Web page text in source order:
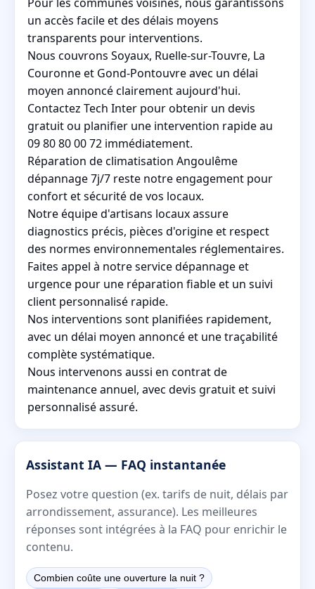
un accès facile et des délais moyens
transparents pour interventions.
Nous couvrons Soyaux, Ruelle-sur-Touvre, La
Couronne et Gond-Pontouvre avec un délai
moyen annoncé clairement aujourd'hui.
Contactez Tech Inter pour obtenir un devis
gratuit ou planifier une intervention rapide au
09 80 80 00 72 immédiatement.
Réparation de climatisation Angoulême
dépannage 7j/7 reste notre engagement pour
confort et sécurité de vos locaux.
Notre équipe d'artisans locaux assure
diagnostics précis, pièces d'origine et respect
des normes environnementales réglementaires.
Faites appel à notre service dépannage et
urgence pour une réparation fiable et un suivi
client personnalisé rapide.
Nos interventions sont planifiées rapidement,
avec un délai moyen annoncé et une traçabilité
complète systématique.
Nous intervenons aussi en contrat de
maintenance annuel, avec devis gratuit et suivi
personnalisé assuré.
Assistant IA — FAQ instantanée
Posez votre question (ex. tarifs de nuit, délais par
arrondissement, assurance). Les meilleures
réponses sont intégrées à la FAQ pour enrichir le
contenu.
Combien coûte une ouverture la nuit ?